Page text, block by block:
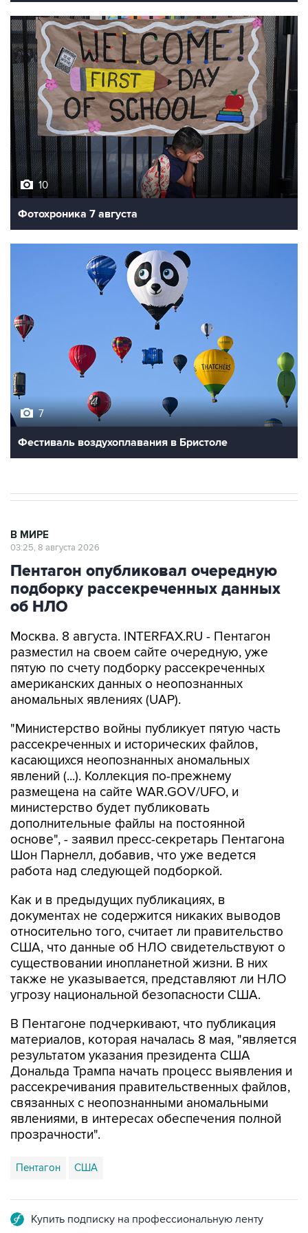
10
Фотохроника 7 августа
Фестиваль воздухоплавания в Бристоле
Пентагон опубликовал очередную
подборку рассекреченных данных
об НЛО
Москва. 8 августа. INTERFAX.RU - Пентагон
пятую по счету подборку рассекреченных
американских данных о неопознанных
аномальных явлениях (UAP).
"Министерство войны публикует пятую часть
касающихся неопознанных аномальных
явлений (...). Коллекция по-прежнему
размещена на сайте WAR.GOV/UFO, и
министерство будет публиковать
дополнительные файлы на постоянной
основе", - заявил пресс-секретарь Пентагона
Шон Парнелл, добавив, что уже ведется
работа над следующей подборкой.
Как и в предыдущих публикациях, в
относительно того, считает ли правительство
США, что данные об НЛО свидетельствуют о
существовании инопланетной жизни. В них
также не указывается, представляют ли НЛО
угрозу национальной безопасности США.
В Пентагоне подчеркивают, что публикация
результатом указания президента США
Дональда Трампа начать процесс выявления и
рассекречивания правительственных файлов,
связанных с неопознанными аномальными
явлениями, в интересах обеспечения полной
прозрачности".
Пентагон США
Подписаться на рассылку главных новостей сайта